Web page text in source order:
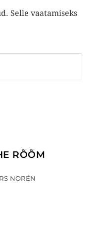
Selle vaatamiseks
RÕÕM
NORÉN